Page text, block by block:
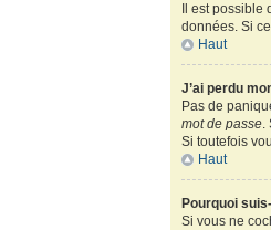
Il est
données. Si
Haut
J’ai perdu
Pas de
mot de passe.
Si toutefois
Haut
Pourquoi
Si vous ne